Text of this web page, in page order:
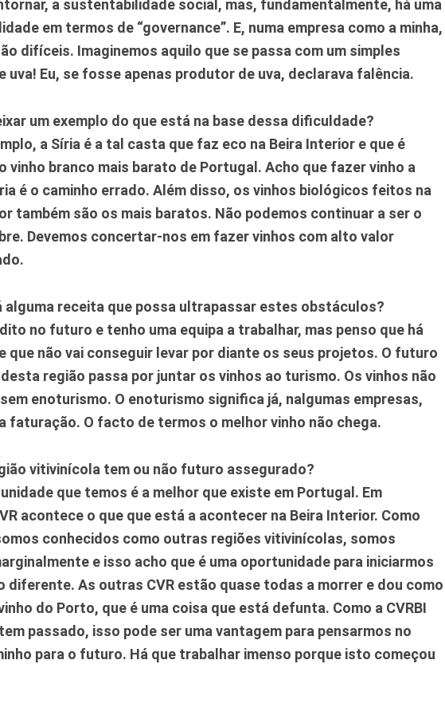
a sustentabilidade social, mas, fundamentalmente, há uma
em termos de “governance”. E, numa empresa como a minha,
difíceis. Imaginemos aquilo que se passa com um simples
uva! Eu, se fosse apenas produtor de uva, declarava falência.
um exemplo do que está na base dessa dificuldade?
a Síria é a tal casta que faz eco na Beira Interior e que é
vinho branco mais barato de Portugal. Acho que fazer vinho a
é o caminho errado. Além disso, os vinhos biológicos feitos na
também são os mais baratos. Não podemos continuar a ser o
Devemos concertar-nos em fazer vinhos com alto valor
alguma receita que possa ultrapassar estes obstáculos?
no futuro e tenho uma equipa a trabalhar, mas penso que há
que não vai conseguir levar por diante os seus projetos. O futuro
região passa por juntar os vinhos ao turismo. Os vinhos não
enoturismo. O enoturismo significa já, nalgumas empresas,
faturação. O facto de termos o melhor vinho não chega.
vitivinícola tem ou não futuro assegurado?
que temos é a melhor que existe em Portugal. Em
acontece o que que está a acontecer na Beira Interior. Como
conhecidos como outras regiões vitivinícolas, somos
e isso acho que é uma oportunidade para iniciarmos
diferente. As outras CVR estão quase todas a morrer e dou como
do Porto, que é uma coisa que está defunta. Como a CVRBI
passado, isso pode ser uma vantagem para pensarmos no
para o futuro. Há que trabalhar imenso porque isto começou